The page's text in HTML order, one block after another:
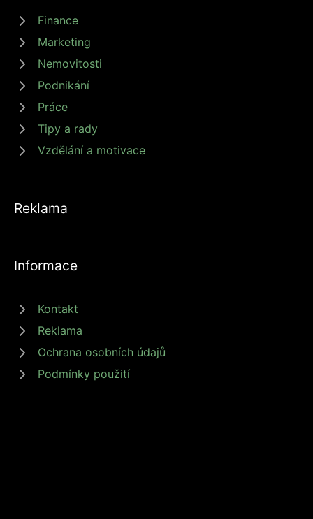
Finance
Marketing
Nemovitosti
Podnikání
Práce
Tipy a rady
Vzdělání a motivace
Reklama
Informace
Kontakt
Reklama
Ochrana osobních údajů
Podmínky použití